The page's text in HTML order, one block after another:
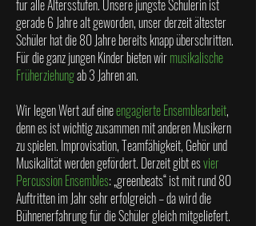
für alle Altersstufen. Unsere jüngste Schülerin ist
gerade 6 Jahre alt geworden, unser derzeit ältester
Schüler hat die 80 Jahre bereits knapp überschritten.
Für die ganz jungen Kinder bieten wirmusikalische
Früherziehungab 3 Jahren an.
Wir legen Wert auf eineengagierte Ensemblearbeit,
denn es ist wichtig zusammen mit anderen Musikern
zu spielen. Improvisation, Teamfähigkeit, Gehör und
Musikalität werden gefördert. Derzeit gibt esvier
Percussion Ensembles: „greenbeats“ ist mit rund 80
Auftritten im Jahr sehr erfolgreich – da wird die
Bühnenerfahrung für die Schüler gleich mitgeliefert.